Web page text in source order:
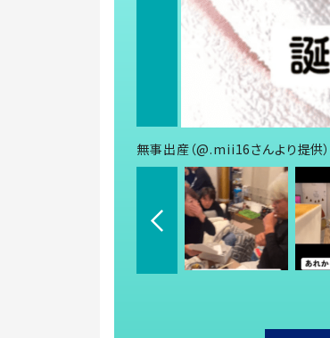
無事出産（@.mii16さんより提供）